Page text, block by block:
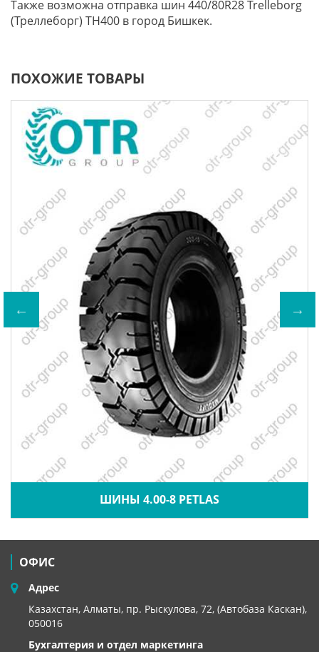
Также возможна отправка шин 440/80R28 Trelleborg
(Треллеборг) TH400 в город Бишкек.
ПОХОЖИЕ ТОВАРЫ
ШИНЫ 4.00-8 PETLAS
ОФИС
Адрес
Казахстан, Алматы, пр. Рыскулова, 72, (Автобаза Каскан),
050016
Бухгалтерия и отдел маркетинга